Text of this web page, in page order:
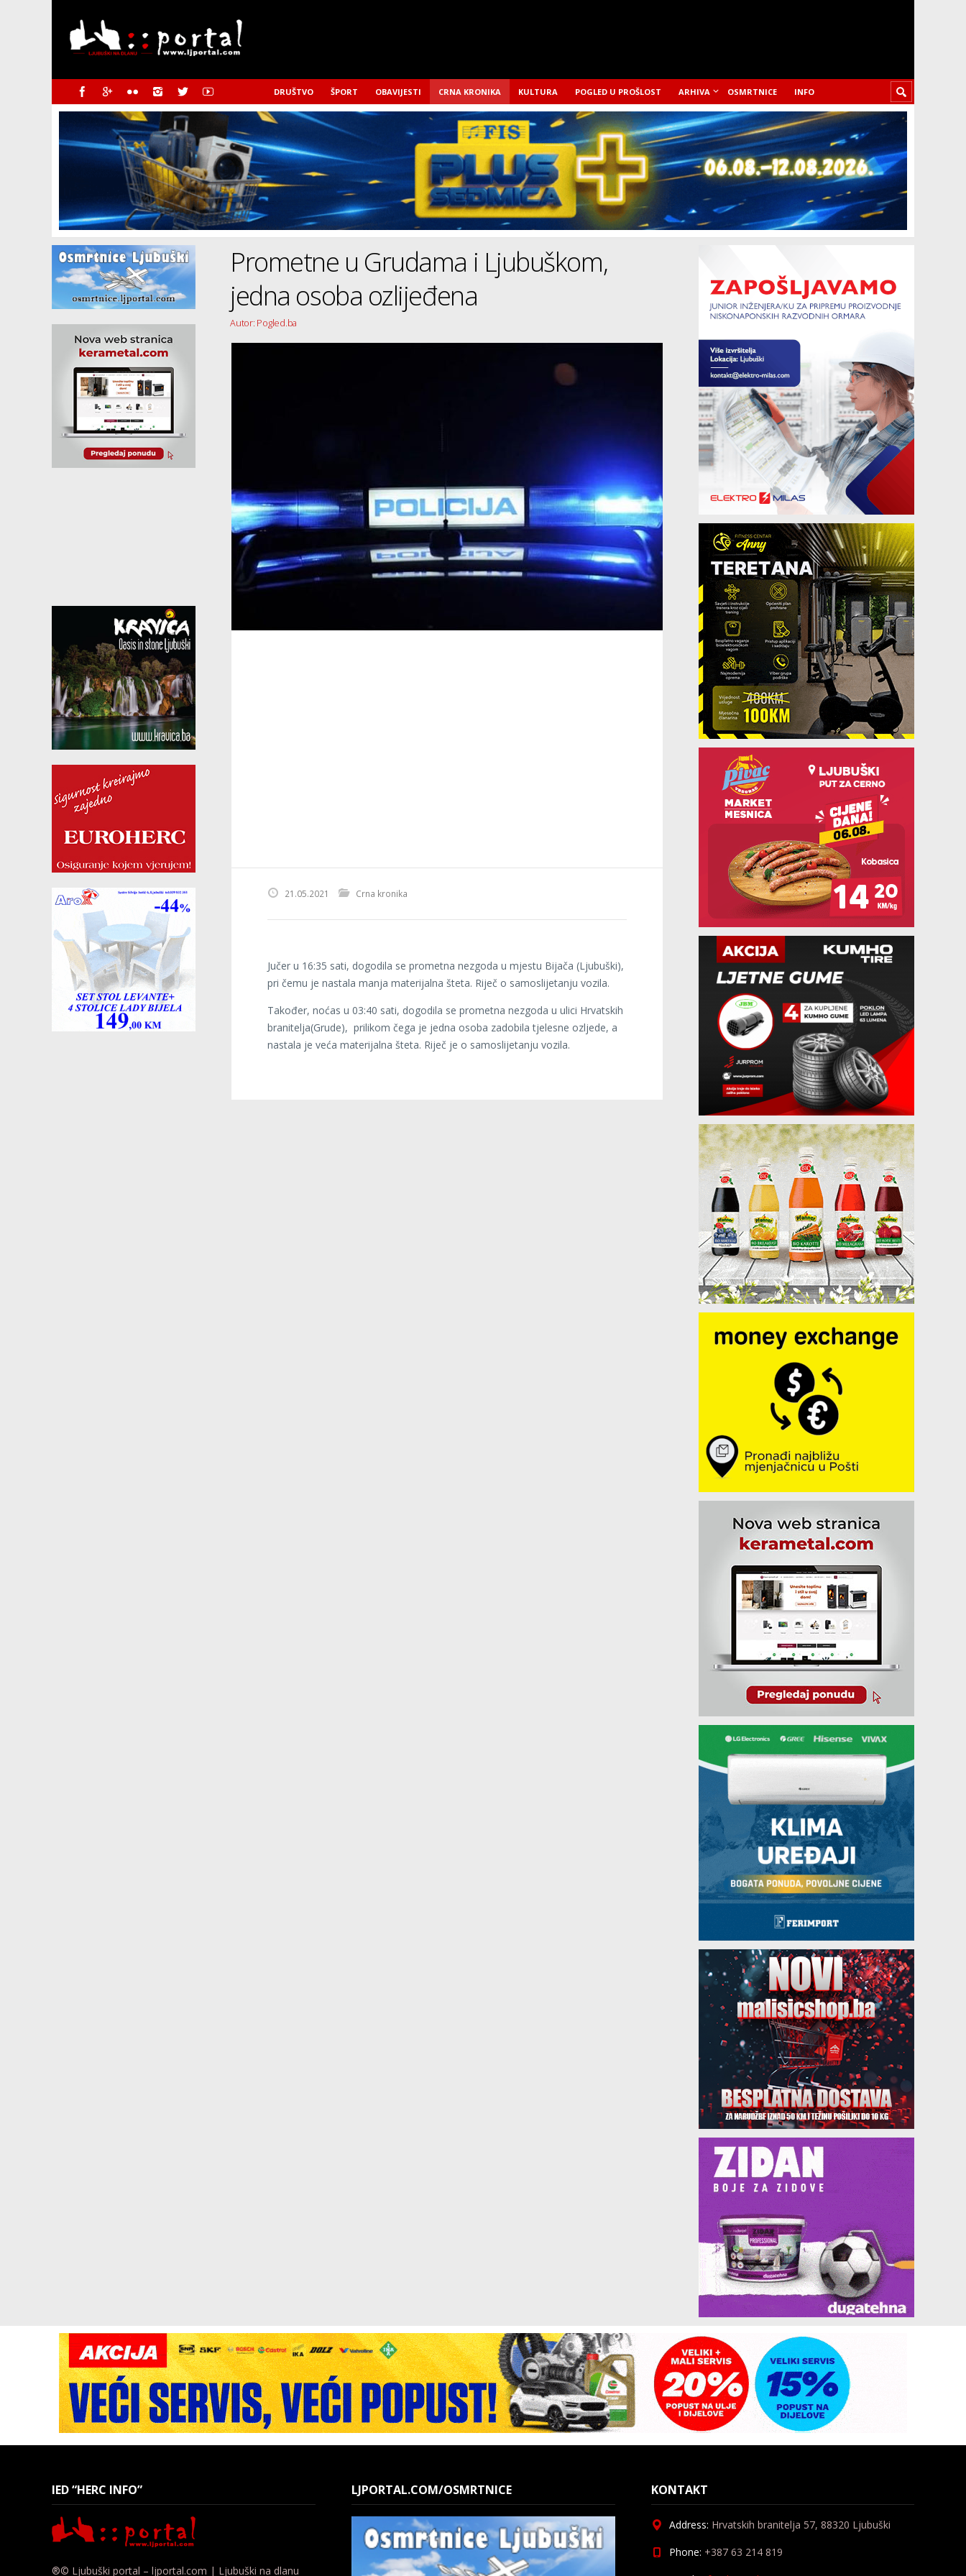
DRUŠTVO ŠPORT OBAVIJESTI CRNA KRONIKA KULTURA POGLED U PROŠLOST ARHIVA OSMRTNICE INFO
Prometne u Grudama i Ljubuškom,
jedna osoba ozlijeđena
Autor: Pogled.ba
21.05.2021 Crna kronika
Jučer u 16:35 sati, dogodila se prometna nezgoda u mjestu Bijača (Ljubuški),
pri čemu je nastala manja materijalna šteta. Riječ o samoslijetanju vozila.
Također, noćas u 03:40 sati, dogodila se prometna nezgoda u ulici Hrvatskih
branitelja(Grude), prilikom čega je jedna osoba zadobila tjelesne ozljede, a
nastala je veća materijalna šteta. Riječ je o samoslijetanju vozila.
IED “HERC INFO”
®© Ljubuški portal – ljportal.com | Ljubuški na dlanu
LJPORTAL.COM/OSMRTNICE KONTAKT
Address: Hrvatskih branitelja 57, 88320 Ljubuški
Phone: +387 63 214 819